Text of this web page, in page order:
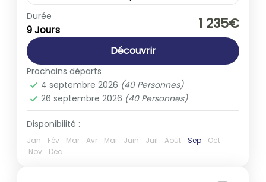
1-40 People
Durée
9 Jours 1 235€
Découvrir
Prochains départs
4 septembre 2026 (40 Personnes)
26 septembre 2026 (40 Personnes)
Disponibilité :
Jan Fév Mar Avr Mai Juin Juil Août Sep
Oct
Nov
Déc